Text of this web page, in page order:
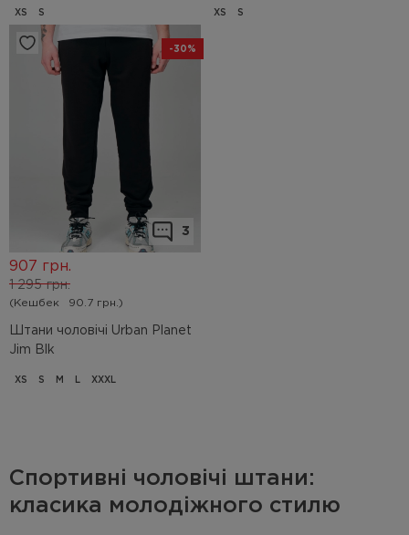
XS S XS S
-30%
3
Штани чоловічі Urban Planet
Jim Blk
1 295 грн.
907 грн.
(Кешбек 90.7 грн.)
XS S M L XXXL
Спортивні чоловічі штани:
класика молодіжного стилю